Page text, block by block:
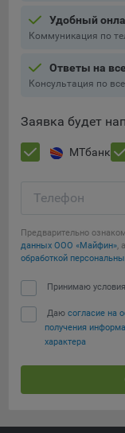
определять
наиболее и
предпочтений
интернет-сайты в
автоматически
опцию в истории
Подробнее о
перейдя по
соответствующие
Firefox
Chrome
Safari
Opera
Удобный
Коммуникация по
Ответы на
Консультация по
Заявка будет
МТбанк
Телефон
Предварительно
данных ООО «Майфин»,
обработкой
Принимаю условия
Даю согласие на
получения
характера